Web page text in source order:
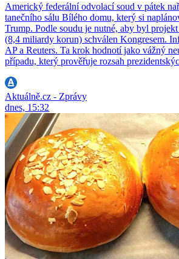
Americký federální odvolací soud v pátek
tanečního sálu Bílého domu, který si
Trump. Podle soudu je nutné, aby byl
(8,4 miliardy korun) schválen Kongresem.
AP a Reuters. Ta krok hodnotí jako vážný
případu, který prověřuje rozsah
Aktuálně.cz - Zprávy
dnes, 15:32